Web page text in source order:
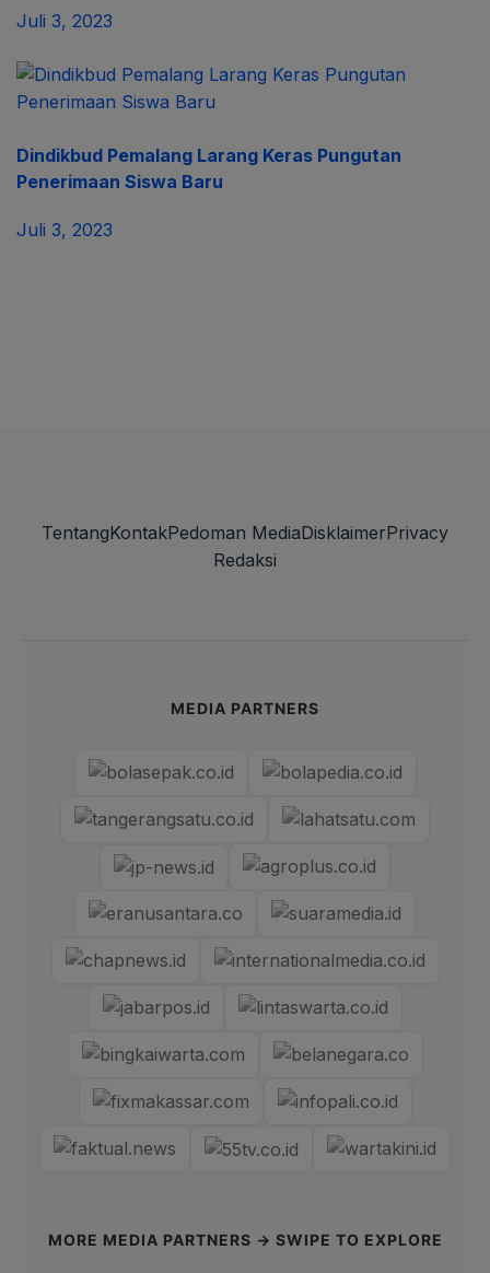
Juli 3, 2023
Dindikbud Pemalang Larang Keras Pungutan
Penerimaan Siswa Baru
Juli 3, 2023
TentangKontakPedoman MediaDisklaimerPrivacy
Redaksi
MEDIA PARTNERS
MORE MEDIA PARTNERS → SWIPE TO EXPLORE